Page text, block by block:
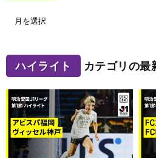
ハイライト カテゴリの最